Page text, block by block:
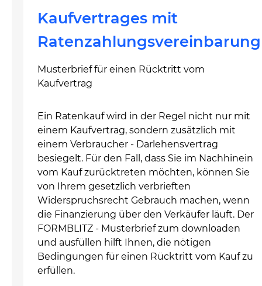
Kaufvertrages mit
Ratenzahlungsvereinbarung
Musterbrief für einen Rücktritt vom
Kaufvertrag
Ein Ratenkauf wird in der Regel nicht nur mit
einem Kaufvertrag, sondern zusätzlich mit
einem Verbraucher - Darlehensvertrag
besiegelt. Für den Fall, dass Sie im Nachhinein
vom Kauf zurücktreten möchten, können Sie
von Ihrem gesetzlich verbrieften
Widerspruchsrecht Gebrauch machen, wenn
die Finanzierung über den Verkäufer läuft. Der
FORMBLITZ - Musterbrief zum downloaden
und ausfüllen hilft Ihnen, die nötigen
Bedingungen für einen Rücktritt vom Kauf zu
erfüllen.